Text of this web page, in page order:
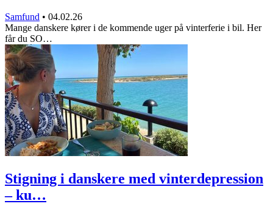
Samfund • 04.02.26
Mange danskere kører i de kommende uger på vinterferie i bil. Her
får du SO…
Stigning i danskere med vinterdepression
– ku…